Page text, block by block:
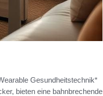
Gesundheitstechnik*
bieten eine bahnbrechende